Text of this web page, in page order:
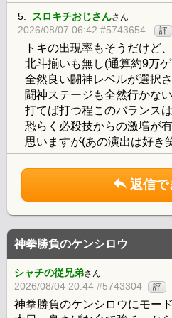
5. スロキチおじさんさん
2026/08/07 06:42 #5743654 評
トキの出現率もそうだけど
北斗揃いも無し(通算約9万
全然良い闘神レベルが選択さ
闘神ステージも全然行かな
打てば打つ程このバランス
恐らく必殺技からの激増が
思いますが(あの演出は好き
返信で
神拳勝負のケンシロウ
シャチの従兄弟さん
2026/08/04 20:44 #5743304 評
神拳勝負のケンシロウにモー